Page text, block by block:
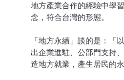
地方產業合作的經驗中學
念，符合台灣的形態。
「地方永續」談的是：「
出企業進駐、公部門支持
造地方就業，產生居民的永